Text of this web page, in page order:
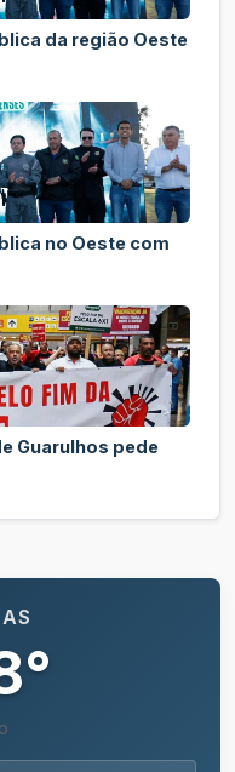
da região Oeste
no Oeste com
Guarulhos pede